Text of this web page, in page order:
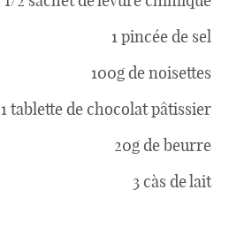
1 pincée de sel
100g de noisettes
1 tablette de chocolat pâtissier
20g de beurre
3 càs de lait